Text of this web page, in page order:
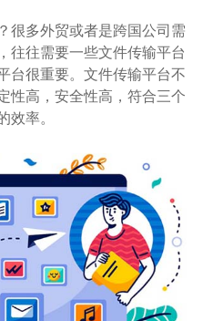
很多外贸或者是跨国公司需
往往需要一些文件传输平台
台很重要。文件传输平台不
性高，安全性高，符合三个
效率。